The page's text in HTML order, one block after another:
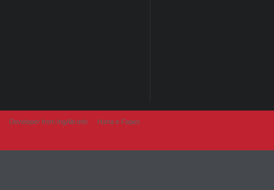
Developer from IngAlb.info Harta e Faqes